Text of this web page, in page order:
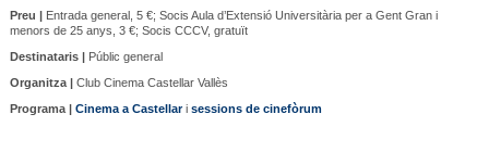
Preu |Entrada general, 5 €; Socis Aula d’Extensió Universitària per a Gent Gran i
menors de 25 anys, 3 €; Socis CCCV, gratuït
Destinataris |Públic general
Organitza |Club Cinema Castellar Vallès
Programa | Cinema a Castellari sessions de cinefòrum